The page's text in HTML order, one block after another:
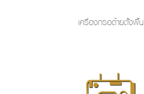
เครื่องกรอด้ายตั้งพื้น